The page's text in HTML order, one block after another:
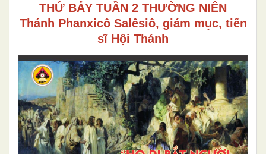
THỨ BẢY TUẦN 2 THƯỜNG NIÊN
Thánh Phanxicô Salêsiô, giám mục, tiến
sĩ Hội Thánh